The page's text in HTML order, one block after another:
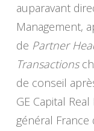
auparavant
Management,
de Partner
Transactions
de conseil
GE Capital
général France